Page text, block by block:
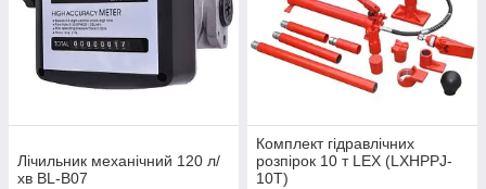
Лічильник механічний 120 л/
хв BL-B07
Комплект гідравлічних
розпірок 10 т LEX (LXHPPJ-
10T)